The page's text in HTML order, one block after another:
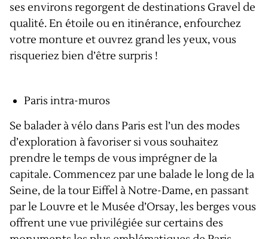
ses environs regorgent de destinations Gravel de
qualité. En étoile ou en itinérance, enfourchez
votre monture et ouvrez grand les yeux, vous
risqueriez bien d’être surpris !
Paris intra-muros
Se balader à vélo dans Paris est l’un des modes
d’exploration à favoriser si vous souhaitez
prendre le temps de vous imprégner de la
capitale. Commencez par une balade le long de la
Seine, de la tour Eiffel à Notre-Dame, en passant
par le Louvre et le Musée d’Orsay, les berges vous
offrent une vue privilégiée sur certains des